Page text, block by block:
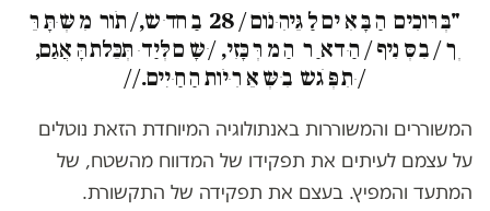
"בְּ רּוכִים הַ בָּ אִ ים לַ גֵּיהִ ּנֹום / 28 בַ חד ׁש,/ תֹור מִ שְּ ּתָּ רֵּ
ְך / בִ סְּ נִיף / הַ ּדא ַ ר הַ מ רְּ כָּזִי, / ׁשָּ ם לְּיַד ּ תְּכֵּלת הָּ אֲגַם,
/ ּתִ פְּ גׁש בִ ׁשְּ אֵּ רִ ּיֹות הַ חַ ּיִים.//
המשוררים והמשוררות באנתולוגיה המיוחדת הזאת נוטלים
על עצמם לעיתים את תפקידו של המדווח מהשטח, של
המתעד והמפיץ. בעצם את תפקידה של התקשורת.